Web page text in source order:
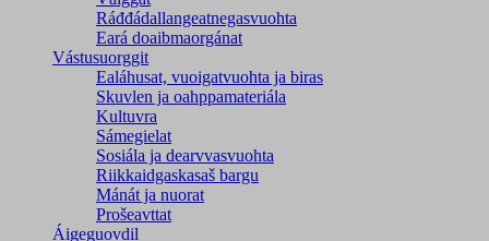
Ráđđádallangeatnegas­vuohta
Eará doaibmaorgánat
Vástusuorggit
Ealáhusat, vuoigatvuohta ja biras
Skuvlen ja oahppamateriála
Kultuvra
Sámegielat
Sosiála ja dearvvasvuohta
Riikkaidgaskasaš bargu
Mánát ja nuorat
Prošeavttat
Áigeguovdil